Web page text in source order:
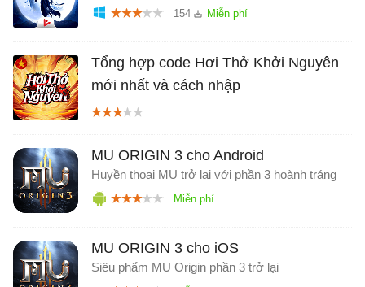
154
Tổng hợp code Hơi Thở Khởi Nguyên
mới nhất và cách nhập
MU ORIGIN 3 cho Android
Huyền thoại MU trở lại với phần 3 hoành tráng
MU ORIGIN 3 cho iOS
Siêu phẩm MU Origin phần 3 trở lại